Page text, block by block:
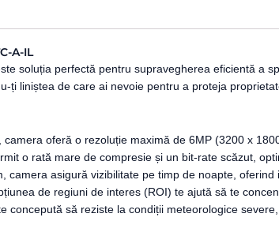
A-IL
soluția perfectă pentru supravegherea eficientă a
liniștea de care ai nevoie pentru a proteja
camera oferă o rezoluție maximă de 6MP (3200 x
o rată mare de compresie și un bit-rate scăzut,
camera asigură vizibilitate pe timp de noapte, oferind
de regiuni de interes (ROI) te ajută să te
concepută să reziste la condiții meteorologice